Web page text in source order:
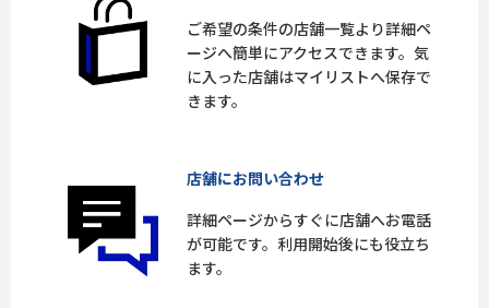
ご希望の条件の店舗一覧より詳細ペ
ージへ簡単にアクセスできます。気
に入った店舗はマイリストへ保存で
きます。
店舗にお問い合わせ
詳細ページからすぐに店舗へお電話
が可能です。利用開始後にも役立ち
ます。